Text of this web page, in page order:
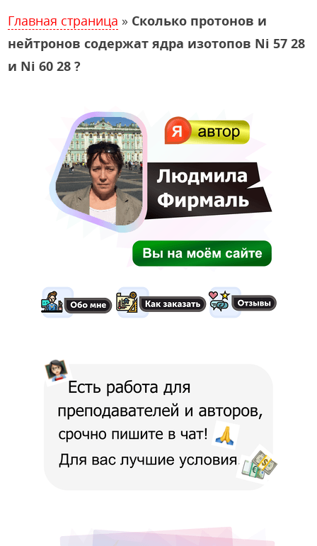
Главная страница » Сколько протонов и
нейтронов содержат ядра изотопов Ni 57 28
и Ni 60 28 ?